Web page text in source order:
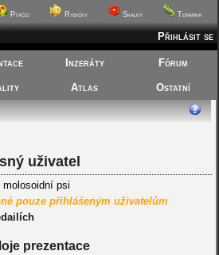
Ptáčci Rybičky Skalky Terárka
Přihlásit se
Inzeráty Fórum
Atlas
Ostatní
uživatel
psi
pouze přihlášeným uživatelům
prezentace